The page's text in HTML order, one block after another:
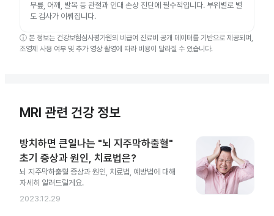
무릎, 어깨, 발목 등 관절과 인대 손상 진단에 필수적입니다. 부위별로 별
도 검사가 이뤄집니다.
ⓘ 본 정보는 건강보험심사평가원의 비급여 진료비 공개 데이터를 기반으로 제공되며,
조영제 사용 여부 및 추가 영상 촬영에 따라 비용이 달라질 수 있습니다.
MRI 관련 건강 정보
방치하면 큰일나는 "뇌 지주막하출혈"
초기 증상과 원인, 치료법은?
뇌 지주막하출혈 증상과 원인, 치료법, 예방법에 대해
자세히 알려드릴게요.
2023.12.29